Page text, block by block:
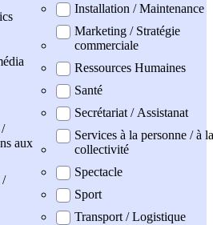
aux
/
Installation / Maintenance
Marketing / Stratégie
commerciale
Ressources Humaines
Santé
Secrétariat / Assistanat
Services à la personne / à la
collectivité
Spectacle
Sport
Transport / Logistique